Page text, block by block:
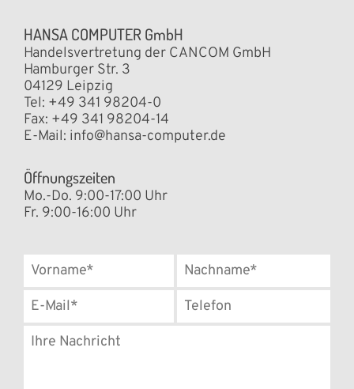
HANSA COMPUTER GmbH
Handelsvertretung der CANCOM GmbH
Hamburger Str. 3
04129 Leipzig
Tel: +49 341 98204-0
Fax: +49 341 98204-14
E-Mail: info@hansa-computer.de
Öffnungszeiten
Mo.-Do. 9:00-17:00 Uhr
Fr. 9:00-16:00 Uhr